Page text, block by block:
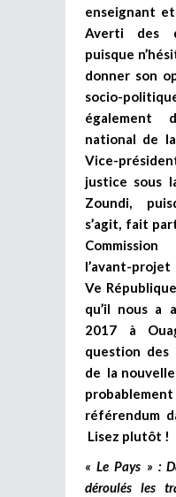
enseignant
Averti des
puisque
donner son
socio-
également
national de
Vice-
justice sous
Zoundi,
s’agit, fait
l’avant-
Ve
qu’il nous a
2017 à
question des
de la
référendum
Lisez plutôt !
« Le Pays » :
déroulés les